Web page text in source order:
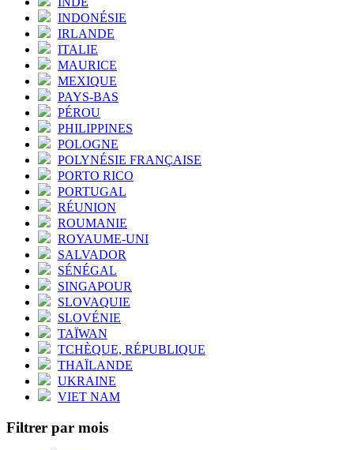
INDONÉSIE
IRLANDE
ITALIE
MAURICE
MEXIQUE
PAYS-BAS
PÉROU
PHILIPPINES
POLOGNE
POLYNÉSIE FRANÇAISE
PORTO RICO
PORTUGAL
RÉUNION
ROUMANIE
ROYAUME-UNI
SALVADOR
SÉNÉGAL
SINGAPOUR
SLOVAQUIE
SLOVÉNIE
TAÏWAN
TCHÈQUE, RÉPUBLIQUE
THAÏLANDE
UKRAINE
VIET NAM
Filtrer par mois